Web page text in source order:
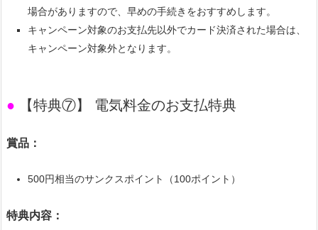
場合がありますので、早めの手続きをおすすめします。
キャンペーン対象のお支払先以外でカード決済された場合は、
キャンペーン対象外となります。
● 【特典⑦】 電気料金のお支払特典
賞品：
500円相当のサンクスポイント（100ポイント）
特典内容：